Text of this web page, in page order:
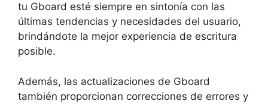
tu‍ Gboard esté ‌siempre ⁢en⁢ sintonía con las
últimas tendencias y necesidades del usuario,
brindándote la mejor ‌experiencia ⁤de escritura
posible. ⁤
Además, las actualizaciones de Gboard⁢
también proporcionan​ correcciones⁤ de errores y